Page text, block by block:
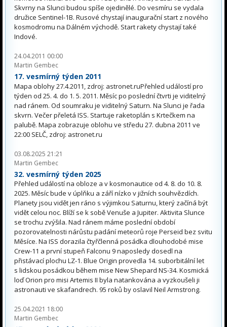
Skvrny na Slunci budou spíše ojedinělé. Do vesmíru se vydala
družice Sentinel-1B. Rusové chystají inaugurační start z nového
kosmodromu na Dálném východě. Start rakety chystají také
Indové.
24.04.2011 00:00
Martin Gembec
17. vesmírný týden 2011
Mapa oblohy 27.4.2011, zdroj: astronet.ruPřehled událostí pro
týden od 25. 4. do 1. 5. 2011. Měsíc po poslední čtvrti je viditelný
nad ránem. Od soumraku je viditelný Saturn. Na Slunci je řada
skvrn. Večer přeletá ISS. Startuje raketoplán s Krtečkem na
palubě. Mapa zobrazuje oblohu ve středu 27. dubna 2011 ve
22:00 SELČ, zdroj: astronet.ru
03.08.2025 21:21
Martin Gembec
32. vesmírný týden 2025
Přehled událostí na obloze a v kosmonautice od 4. 8. do 10. 8.
2025. Měsíc bude v úplňku a září nízko v jižních souhvězdích.
Planety jsou vidět jen ráno s výjimkou Saturnu, který začíná být
vidět celou noc. Blíží se k sobě Venuše a Jupiter. Aktivita Slunce
se trochu zvýšila. Nad ránem máme poslední období
pozorovatelnosti nárůstu padání meteorů roje Perseid bez svitu
Měsíce. Na ISS dorazila čtyřčlenná posádka dlouhodobé mise
Crew-11 a první stupeň Falconu 9 naposledy dosedl na
přistávací plochu LZ-1. Blue Origin provedla 14. suborbitální let
s lidskou posádkou během mise New Shepard NS-34. Kosmická
loď Orion pro misi Artemis II byla natankována a vyzkoušeli ji
astronauti ve skafandrech. 95 roků by oslavil Neil Armstrong.
25.04.2021 18:00
Martin Gembec